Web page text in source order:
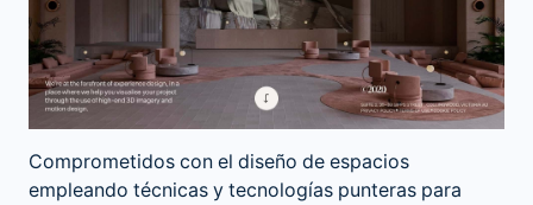
Comprometidos con el diseño de espacios
empleando técnicas y tecnologías punteras para